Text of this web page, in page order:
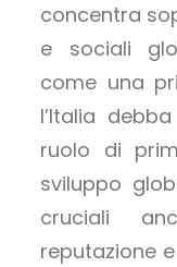
concentra
e sociali
come una
l’Italia
ruolo di
sviluppo
cruciali
reputazione